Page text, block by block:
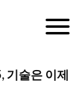
기술은 이제